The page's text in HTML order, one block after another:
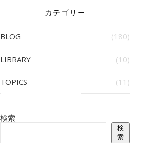
カテゴリー
BLOG (180)
LIBRARY (10)
TOPICS (11)
検索
検
索